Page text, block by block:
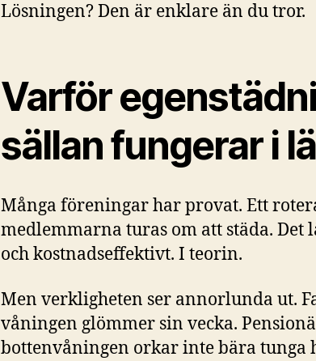
Lösningen? Den är enklare än du tror.
Varför
sällan fungerar i
Många föreningar har provat. Ett
medlemmarna turas om att städa. Det
och kostnadseffektivt. I teorin.
Men verkligheten ser annorlunda ut.
våningen glömmer sin vecka.
bottenvåningen orkar inte bära tunga